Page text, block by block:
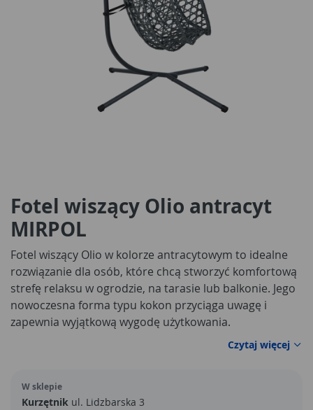
Fotel wiszący Olio antracyt
MIRPOL
Fotel wiszący Olio w kolorze antracytowym to idealne
rozwiązanie dla osób, które chcą stworzyć komfortową
strefę relaksu w ogrodzie, na tarasie lub balkonie. Jego
nowoczesna forma typu kokon przyciąga uwagę i
zapewnia wyjątkową wygodę użytkowania.
sprawia, że fotel
doskonale komponuje się zarówno z aranżacjami
loftowym czy minimalistycznym.
Czytaj więcej
W sklepie
Kurzętnik ul. Lidzbarska 3